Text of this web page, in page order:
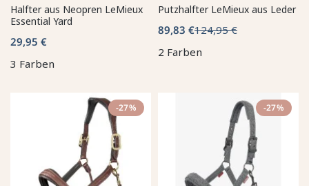
Halfter aus Neopren LeMieux
Essential Yard
29,95 €
3 Farben
Putzhalfter LeMieux aus Leder
89,83 €124,95 €
2 Farben
-27% -27%